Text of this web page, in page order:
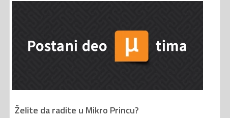
Želite da radite u Mikro Princu?